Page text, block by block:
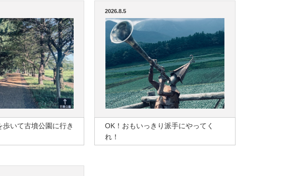
歩いて古墳公園に行き
2026.8.5
OK！おもいっきり派手にやってく
れ！